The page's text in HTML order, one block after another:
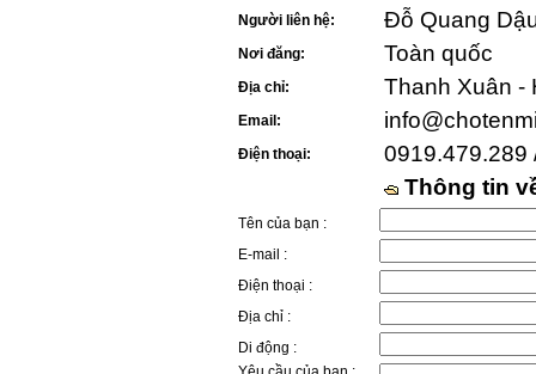
Người liên hệ: Đỗ Quang
Nơi đăng: Toàn quốc
Địa chỉ: Thanh Xuân -
Email:
Điện thoại:
0919.479.289
Thông tin
Tên của bạn :
E-mail :
Điện thoại :
Địa chỉ :
Di động :